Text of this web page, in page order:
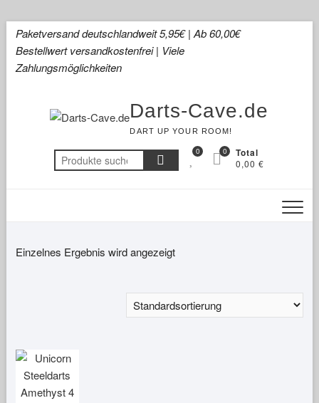
Skip
content
Paketversand deutschlandweit 5,95€ | Ab 60,00€
Bestellwert versandkostenfrei | Viele
Zahlungsmöglichkeiten
Darts-Cave.de
DART UP YOUR ROOM!
Suchen
nach:
0 Total
0,00 €
0
Einzelnes Ergebnis wird angezeigt